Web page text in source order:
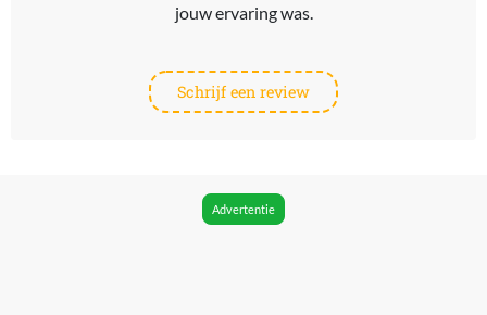
jouw ervaring was.
Schrijf een review
Advertentie